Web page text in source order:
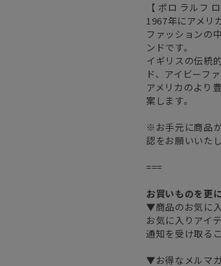
【 ポロ ラルフ
1967年にアメリ
ファッションの
ンドです。
イギリスの伝統
ド、アイビーフ
アメリカのより
案します。
※お手元に商品
認をお願いいたし
===
お買いものを更
▼商品のお気に
お気に入りアイ
通知を受け取る
▼お得なメルマ